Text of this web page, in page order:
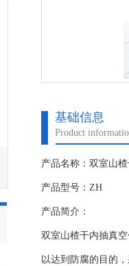
基础信息
Product
产品名称：双室山
产品型号：ZH
产品简介：
双室山楂干内抽真
以达到防腐的目的